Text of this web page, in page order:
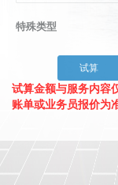
特殊类型
试算金额与服务内容
账单或业务员报价为